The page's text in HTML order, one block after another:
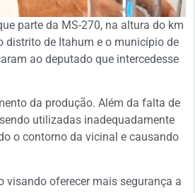
parte da MS-270, na altura do km
distrito de Itahum e o município de
ao deputado que intercedesse
da produção. Além da falta de
utilizadas inadequadamente
o contorno da vicinal e causando
visando oferecer mais segurança a